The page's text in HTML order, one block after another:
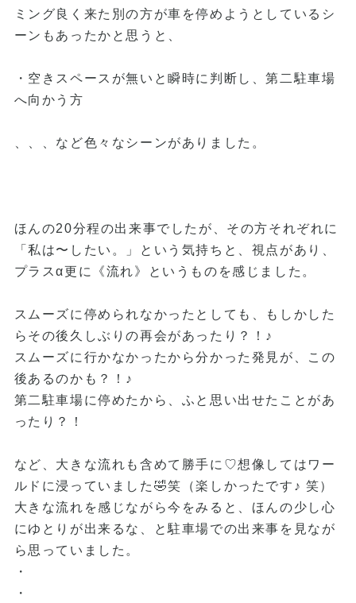
ミング良く来た別の方が車を停めようとしているシ
ーンもあったかと思うと、
・空きスペースが無いと瞬時に判断し、第二駐車場
へ向かう方
、、、など色々なシーンがありました。
ほんの20分程の出来事でしたが、その方それぞれに
「私は〜したい。」という気持ちと、視点があり、
プラスα更に《流れ》というものを感じました。
スムーズに停められなかったとしても、もしかした
らその後久しぶりの再会があったり？！♪
スムーズに行かなかったから分かった発見が、この
後あるのかも？！♪
第二駐車場に停めたから、ふと思い出せたことがあ
ったり？！
など、大きな流れも含めて勝手に♡想像してはワー
ルドに浸っていました🤣笑（楽しかったです♪ 笑）
大きな流れを感じながら今をみると、ほんの少し心
にゆとりが出来るな、と駐車場での出来事を見なが
ら思っていました。
・
・